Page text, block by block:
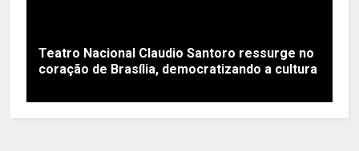
Teatro Nacional Claudio Santoro ressurge no
coração de Brasília, democratizando a cultura